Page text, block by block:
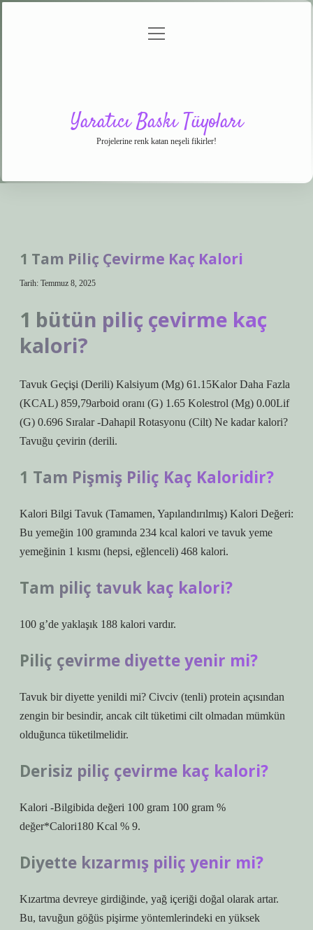
menüyü
Yaratıcı Baskı Tüyoları
Projelerine renk katan neşeli fikirler!
1 Tam Piliç Çevirme Kaç Kalori
Tarih: Temmuz 8, 2025
1 bütün piliç çevirme kaç
kalori?
Tavuk Geçişi (Derili) Kalsiyum (Mg) 61.15Kalor Daha Fazla
(KCAL) 859,79arboid oranı (G) 1.65 Kolestrol (Mg) 0.00Lif
(G) 0.696 Sıralar -Dahapil Rotasyonu (Cilt) Ne kadar kalori?
Tavuğu çevirin (derili.
1 Tam Pişmiş Piliç Kaç Kaloridir?
Kalori Bilgi Tavuk (Tamamen, Yapılandırılmış) Kalori Değeri:
Bu yemeğin 100 gramında 234 kcal kalori ve tavuk yeme
yemeğinin 1 kısmı (hepsi, eğlenceli) 468 kalori.
Tam piliç tavuk kaç kalori?
100 g’de yaklaşık 188 kalori vardır.
Piliç çevirme diyette yenir mi?
Tavuk bir diyette yenildi mi? Civciv (tenli) protein açısından
zengin bir besindir, ancak cilt tüketimi cilt olmadan mümkün
olduğunca tüketilmelidir.
Derisiz piliç çevirme kaç kalori?
Kalori -Bilgibida değeri 100 gram 100 gram %
değer*Calori180 Kcal % 9.
Diyette kızarmış piliç yenir mi?
Kızartma devreye girdiğinde, yağ içeriği doğal olarak artar.
Bu, tavuğun göğüs pişirme yöntemlerindeki en yüksek